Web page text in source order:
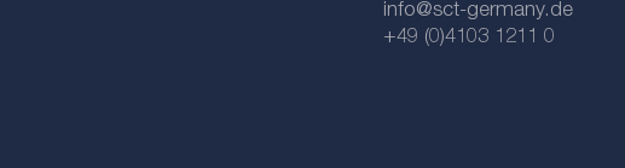
info@sct-germany.de
+49 (0)4103 1211 0